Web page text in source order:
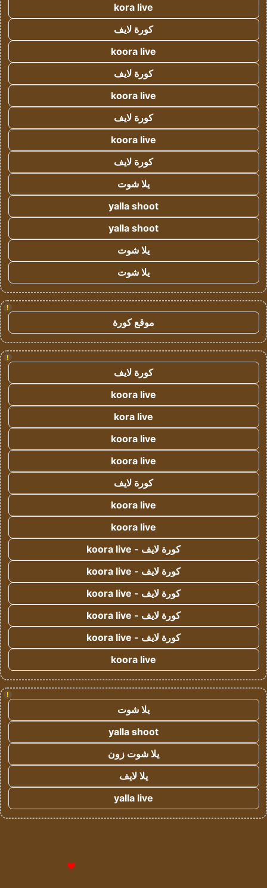
kora live
كورة لايف
koora live
كورة لايف
koora live
كورة لايف
koora live
كورة لايف
يلا شوت
yalla shoot
yalla shoot
يلا شوت
يلا شوت
!
موقع كورة
!
كورة لايف
koora live
kora live
koora live
koora live
كورة لايف
koora live
koora live
كورة لايف - koora live
كورة لايف - koora live
كورة لايف - koora live
كورة لايف - koora live
كورة لايف - koora live
koora live
!
يلا شوت
yalla shoot
يلا شوت زون
يلا لايف
yalla live